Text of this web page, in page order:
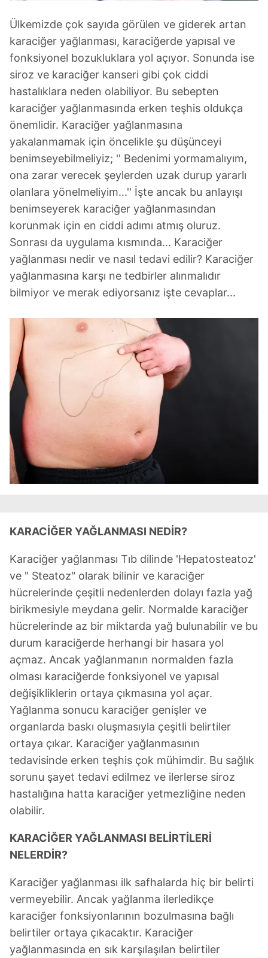
Ülkemizde çok sayıda görülen ve giderek artan
karaciğer yağlanması, karaciğerde yapısal ve
fonksiyonel bozukluklara yol açıyor. Sonunda ise
siroz ve karaciğer kanseri gibi çok ciddi
hastalıklara neden olabiliyor. Bu sebepten
karaciğer yağlanmasında erken teşhis oldukça
önemlidir. Karaciğer yağlanmasına
yakalanmamak için öncelikle şu düşünceyi
benimseyebilmeliyiz; '' Bedenimi yormamalıyım,
ona zarar verecek şeylerden uzak durup yararlı
olanlara yönelmeliyim...'' İşte ancak bu anlayışı
benimseyerek karaciğer yağlanmasından
korunmak için en ciddi adımı atmış oluruz.
Sonrası da uygulama kısmında... Karaciğer
yağlanması nedir ve nasıl tedavi edilir? Karaciğer
yağlanmasına karşı ne tedbirler alınmalıdır
bilmiyor ve merak ediyorsanız işte cevaplar...
KARACİĞER YAĞLANMASI NEDİR?
Karaciğer yağlanması Tıb dilinde 'Hepatosteatoz'
ve " Steatoz" olarak bilinir ve karaciğer
hücrelerinde çeşitli nedenlerden dolayı fazla yağ
birikmesiyle meydana gelir. Normalde karaciğer
hücrelerinde az bir miktarda yağ bulunabilir ve bu
durum karaciğerde herhangi bir hasara yol
açmaz. Ancak yağlanmanın normalden fazla
olması karaciğerde fonksiyonel ve yapısal
değişikliklerin ortaya çıkmasına yol açar.
Yağlanma sonucu karaciğer genişler ve
organlarda baskı oluşmasıyla çeşitli belirtiler
ortaya çıkar. Karaciğer yağlanmasının
tedavisinde erken teşhis çok mühimdir. Bu sağlık
sorunu şayet tedavi edilmez ve ilerlerse siroz
hastalığına hatta karaciğer yetmezliğine neden
olabilir.
KARACİĞER YAĞLANMASI BELİRTİLERİ
NELERDİR?
Karaciğer yağlanması ilk safhalarda hiç bir belirti
vermeyebilir. Ancak yağlanma ilerledikçe
karaciğer fonksiyonlarının bozulmasına bağlı
belirtiler ortaya çıkacaktır. Karaciğer
yağlanmasında en sık karşılaşılan belirtiler